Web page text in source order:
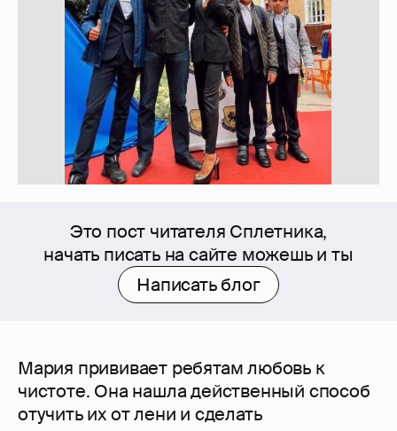
Это пост читателя Сплетника,
начать писать на сайте можешь и ты
Написать блог
Мария прививает ребятам любовь к
чистоте. Она нашла действенный способ
отучить их от лени и сделать